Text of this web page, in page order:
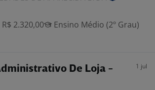
2.320,00
Ensino Médio (2º Grau)
De Loja -
1 jul